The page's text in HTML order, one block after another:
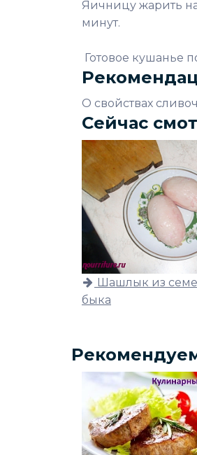
Яичницу жарить
минут.
Готовое кушанье
О свойствах
Сейчас
Шашлык из
быка